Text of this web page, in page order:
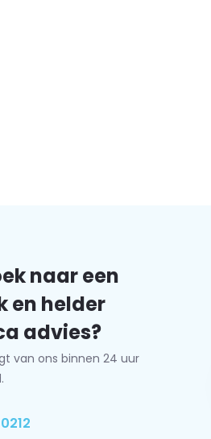
naar een
en helder
advies?
van ons binnen 24 uur